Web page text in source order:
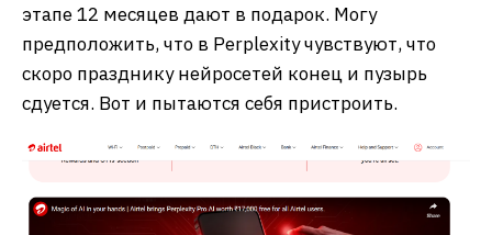
этапе 12 месяцев дают в подарок. Могу
предположить, что в Perplexity чувствуют, что
скоро празднику нейросетей конец и пузырь
сдуется. Вот и пытаются себя пристроить.